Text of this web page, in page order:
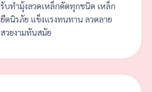
รับทำมุ้งลวดเหล็กดัดทุกชนิด เหล็ก
ยืดนิรภัย แข็งแรงทนทาน ลวดลาย
สวยงามทันสมัย